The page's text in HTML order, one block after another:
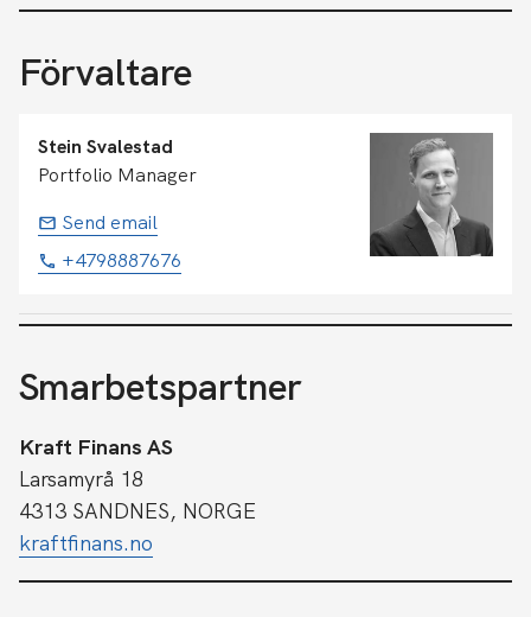
Förvaltare
Stein Svalestad
Portfolio Manager
Send email
+4798887676
Smarbetspartner
Kraft Finans AS
Larsamyrå 18
4313 SANDNES, NORGE
kraftfinans.no